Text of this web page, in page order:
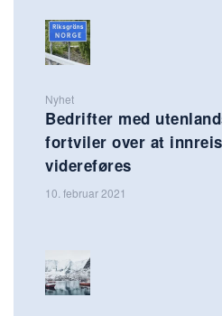
Nyhet
Bedrifter med
fortviler over at
videreføres
10. februar 2021